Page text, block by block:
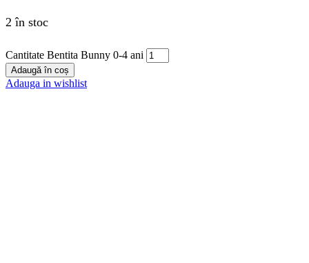
2 în stoc
Cantitate Bentita Bunny 0-4 ani
Adaugă în coș
Adauga in wishlist